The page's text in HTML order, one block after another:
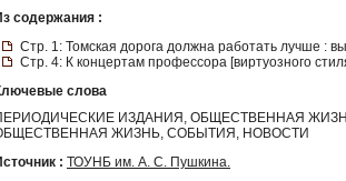
содержания :
Стр. 1: Томская дорога должна работать лучше :
Стр. 4: К концертам профессора [виртуозного
слова
ИЗДАНИЯ, ОБЩЕСТВЕННАЯ
ЖИЗНЬ, СОБЫТИЯ, НОВОСТИ
: ТОУНБ им. А. С. Пушкина.